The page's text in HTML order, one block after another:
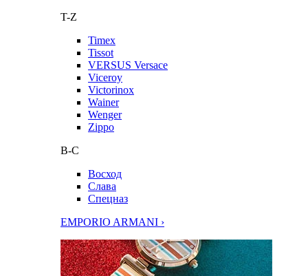
T-Z
Timex
Tissot
VERSUS Versace
Viceroy
Victorinox
Wainer
Wenger
Zippo
В-С
Восход
Слава
Спецназ
EMPORIO ARMANI ›